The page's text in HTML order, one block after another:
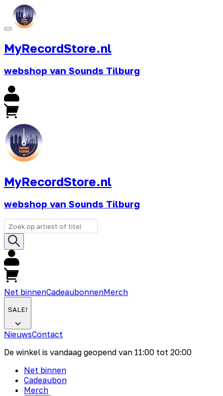
MyRecordStore.nl
webshop van Sounds Tilburg
MyRecordStore.nl
webshop van Sounds Tilburg
Net binnenCadeaubonnenMerch
SALE!
NieuwsContact
De winkel is vandaag geopend van 11:00 tot 20:00
Net binnen
Cadeaubon
Merch